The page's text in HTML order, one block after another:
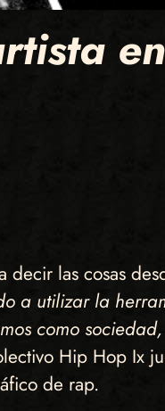
las cosas
a utilizar la
como
Hip Hop Ix
de rap.